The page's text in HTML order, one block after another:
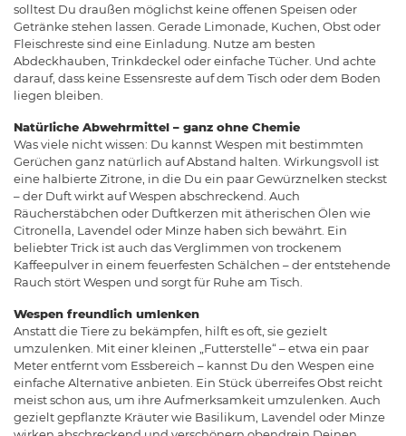
solltest Du draußen möglichst keine offenen Speisen oder
Getränke stehen lassen. Gerade Limonade, Kuchen, Obst oder
Fleischreste sind eine Einladung. Nutze am besten
Abdeckhauben, Trinkdeckel oder einfache Tücher. Und achte
darauf, dass keine Essensreste auf dem Tisch oder dem Boden
liegen bleiben.
Natürliche Abwehrmittel – ganz ohne Chemie
Was viele nicht wissen: Du kannst Wespen mit bestimmten
Gerüchen ganz natürlich auf Abstand halten. Wirkungsvoll ist
eine halbierte Zitrone, in die Du ein paar Gewürznelken steckst
– der Duft wirkt auf Wespen abschreckend. Auch
Räucherstäbchen oder Duftkerzen mit ätherischen Ölen wie
Citronella, Lavendel oder Minze haben sich bewährt. Ein
beliebter Trick ist auch das Verglimmen von trockenem
Kaffeepulver in einem feuerfesten Schälchen – der entstehende
Rauch stört Wespen und sorgt für Ruhe am Tisch.
Wespen freundlich umlenken
Anstatt die Tiere zu bekämpfen, hilft es oft, sie gezielt
umzulenken. Mit einer kleinen „Futterstelle“ – etwa ein paar
Meter entfernt vom Essbereich – kannst Du den Wespen eine
einfache Alternative anbieten. Ein Stück überreifes Obst reicht
meist schon aus, um ihre Aufmerksamkeit umzulenken. Auch
gezielt gepflanzte Kräuter wie Basilikum, Lavendel oder Minze